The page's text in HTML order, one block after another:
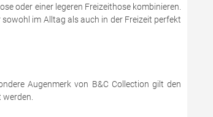
oder einer legeren Freizeithose kombinieren.
sowohl im Alltag als auch in der Freizeit perfekt
Augenmerk von B&C Collection gilt den